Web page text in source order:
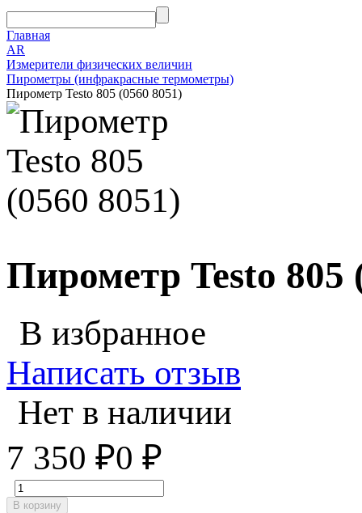
Главная
AR
Измерители физических величин
Пирометры (инфракрасные термометры)
Пирометр Testo 805 (0560 8051)
Пирометр Testo 805
В избранное
Написать отзыв
Нет в наличии
7 350 ₽0 ₽
В корзину